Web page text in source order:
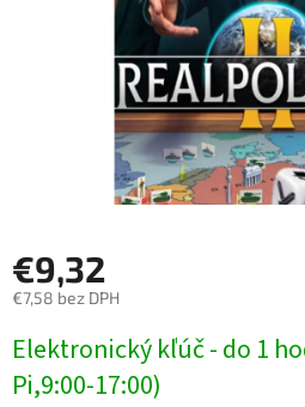
€9,32
€7,58 bez DPH
cena:
Elektronický kľúč - do 1
Pi,9:00-17:00)